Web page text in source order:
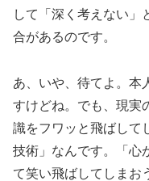
して「深く考えない」
合があるのです。
あ、いや、待てよ。本
すけどね。でも、現実
識をフワッと飛ばして
技術」なんです。「心
て笑い飛ばしてしまお